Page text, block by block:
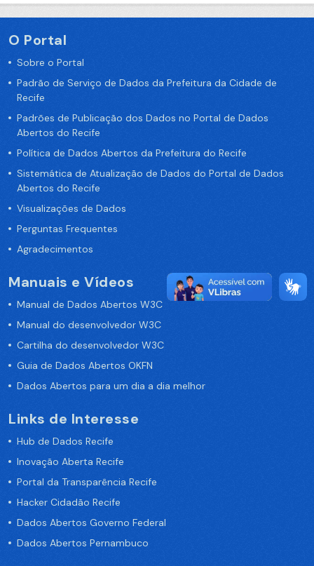
O Portal
Sobre o Portal
Padrão de Serviço de Dados da Prefeitura da Cidade de
Recife
Padrões de Publicação dos Dados no Portal de Dados
Abertos do Recife
Política de Dados Abertos da Prefeitura do Recife
Sistemática de Atualização de Dados do Portal de Dados
Abertos do Recife
Visualizações de Dados
Perguntas Frequentes
Agradecimentos
Manuais e Vídeos
Manual de Dados Abertos W3C
Manual do desenvolvedor W3C
Cartilha do desenvolvedor W3C
Guia de Dados Abertos OKFN
Dados Abertos para um dia a dia melhor
Links de Interesse
Hub de Dados Recife
Inovação Aberta Recife
Portal da Transparência Recife
Hacker Cidadão Recife
Dados Abertos Governo Federal
Dados Abertos Pernambuco